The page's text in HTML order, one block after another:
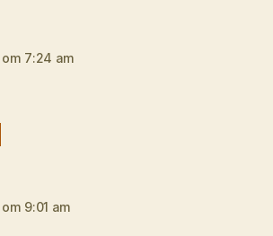
7:24 am
9:01 am